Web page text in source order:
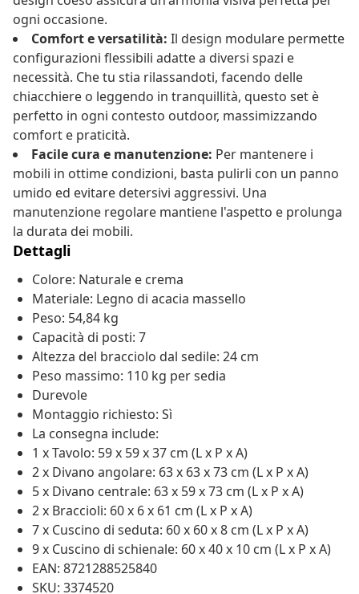
ogni occasione.
Comfort e versatilità: Il design modulare permette
configurazioni flessibili adatte a diversi spazi e
necessità. Che tu stia rilassandoti, facendo delle
chiacchiere o leggendo in tranquillità, questo set è
perfetto in ogni contesto outdoor, massimizzando
comfort e praticità.
Facile cura e manutenzione: Per mantenere i
mobili in ottime condizioni, basta pulirli con un panno
umido ed evitare detersivi aggressivi. Una
manutenzione regolare mantiene l'aspetto e prolunga
la durata dei mobili.
Dettagli
Colore: Naturale e crema
Materiale: Legno di acacia massello
Peso: 54,84 kg
Capacità di posti: 7
Altezza del bracciolo dal sedile: 24 cm
Peso massimo: 110 kg per sedia
Durevole
Montaggio richiesto: Sì
La consegna include:
1 x Tavolo: 59 x 59 x 37 cm (L x P x A)
2 x Divano angolare: 63 x 63 x 73 cm (L x P x A)
5 x Divano centrale: 63 x 59 x 73 cm (L x P x A)
2 x Braccioli: 60 x 6 x 61 cm (L x P x A)
7 x Cuscino di seduta: 60 x 60 x 8 cm (L x P x A)
9 x Cuscino di schienale: 60 x 40 x 10 cm (L x P x A)
EAN: 8721288525840
SKU: 3374520